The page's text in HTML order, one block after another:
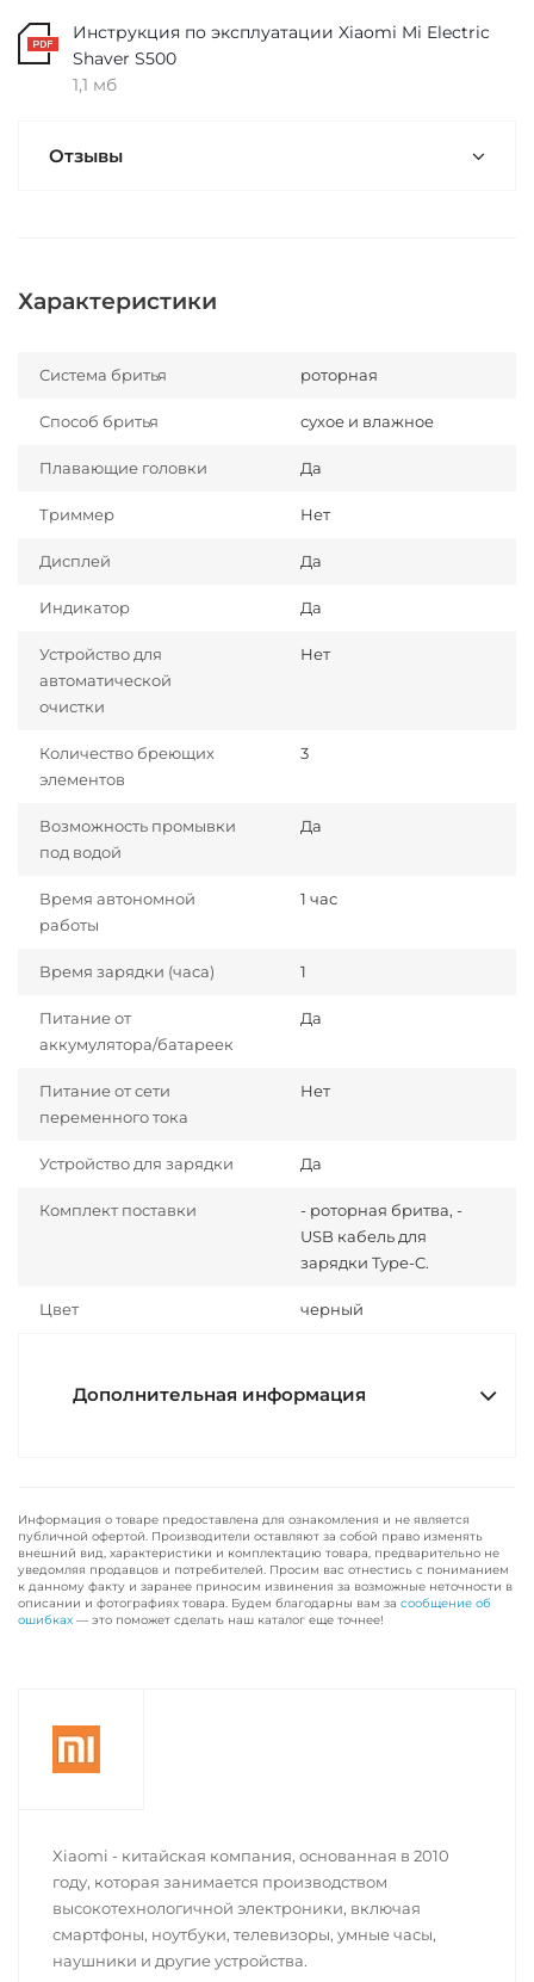
Инструкция по эксплуатации Xiaomi Mi Electric
Shaver S500
1,1 мб
Отзывы
Характеристики
Система бритья роторная
Способ бритья сухое и влажное
Плавающие головки Да
Триммер Нет
Дисплей Да
Индикатор Да
Устройство для
автоматической
очистки
Нет
Количество бреющих
элементов
3
Возможность промывки
под водой
Да
Время автономной
работы
1 час
Время зарядки (часа) 1
Питание от
аккумулятора/батареек
Да
Питание от сети
переменного тока
Нет
Устройство для зарядки Да
Комплект поставки
- роторная бритва, -
USB кабель для
зарядки Type-C.
Цвет черный
Дополнительная информация
Информация о товаре предоставлена для ознакомления и не является
публичной офертой. Производители оставляют за собой право изменять
внешний вид, характеристики и комплектацию товара, предварительно не
уведомляя продавцов и потребителей. Просим вас отнестись с пониманием
к данному факту и заранее приносим извинения за возможные неточности в
описании и фотографиях товара. Будем благодарны вам за сообщение об
ошибках — это поможет сделать наш каталог еще точнее!
Xiaomi - китайская компания, основанная в 2010
году, которая занимается производством
высокотехнологичной электроники, включая
смартфоны, ноутбуки, телевизоры, умные часы,
наушники и другие устройства.